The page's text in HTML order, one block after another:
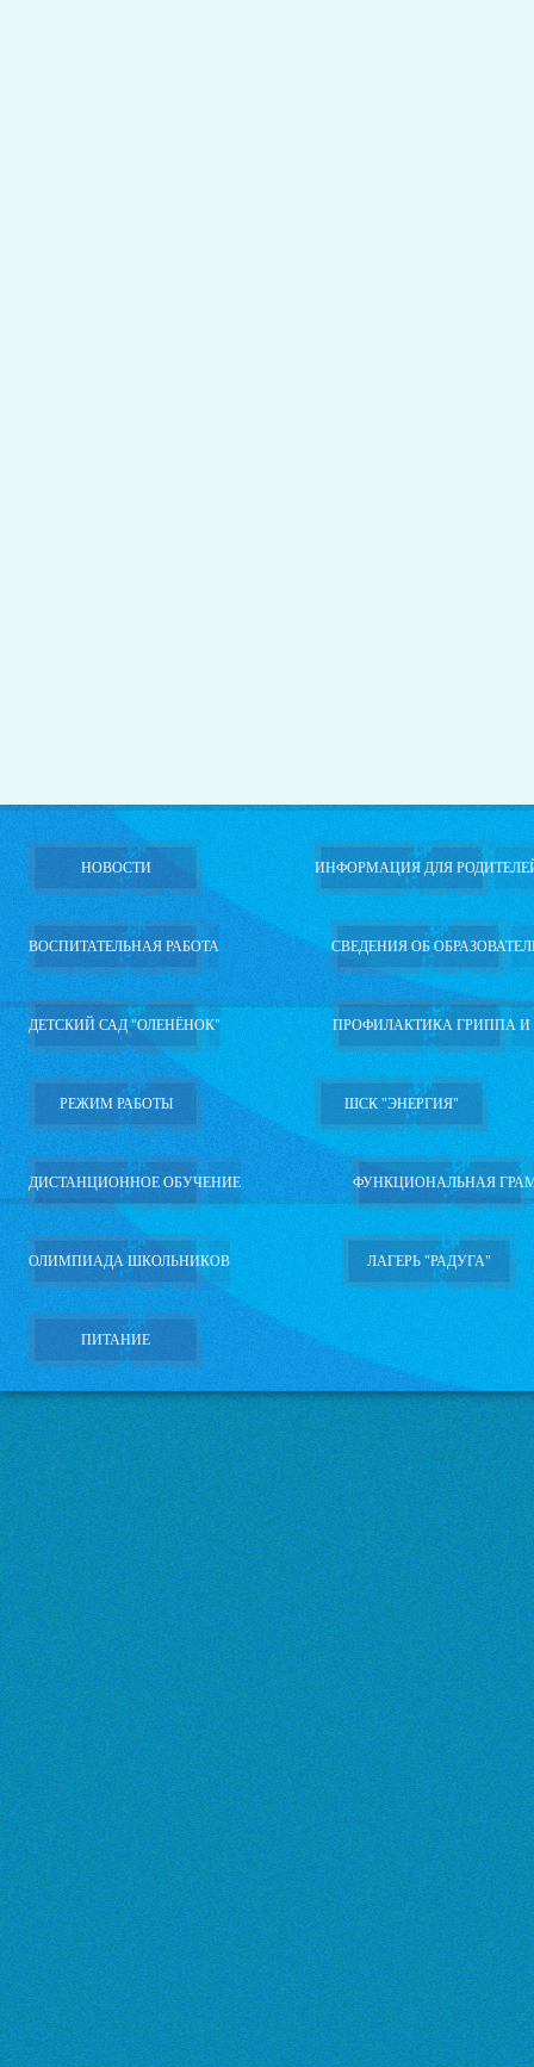
НОВОСТИ ИНФОРМАЦИЯ ДЛЯ
ВОСПИТАТЕЛЬНАЯ РАБОТА СВЕДЕНИЯ ОБ
ДЕТСКИЙ САД "ОЛЕНЁНОК" ПРОФИЛАКТИКА ГРИППА И
РЕЖИМ РАБОТЫ ШСК "ЭНЕРГИЯ"
ДИСТАНЦИОННОЕ ОБУЧЕНИЕ ФУНКЦИОНАЛЬНАЯ
ОЛИМПИАДА ШКОЛЬНИКОВ ЛАГЕРЬ "РАДУГА"
ПИТАНИЕ